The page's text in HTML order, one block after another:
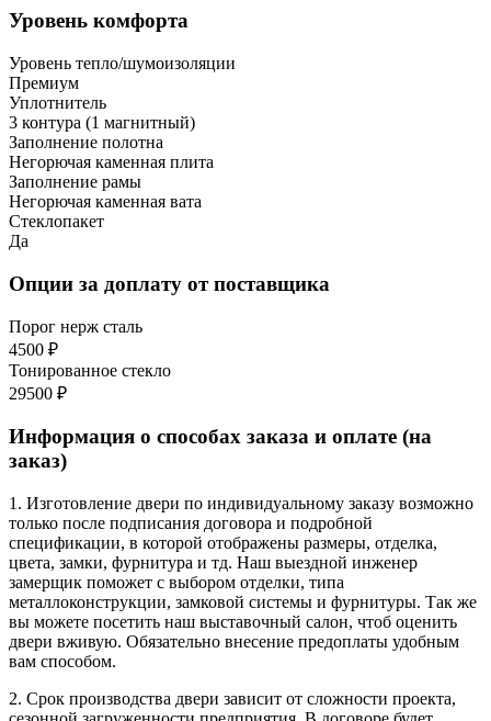
Уровень комфорта
Уровень тепло/шумоизоляции
Премиум
Уплотнитель
3 контура (1 магнитный)
Заполнение полотна
Негорючая каменная плита
Заполнение рамы
Негорючая каменная вата
Стеклопакет
Да
Опции за доплату от поставщика
Порог нерж сталь
4500 ₽
Тонированное стекло
29500 ₽
Информация о способах заказа и оплате (на
заказ)
1. Изготовление двери по индивидуальному заказу возможно
только после подписания договора и подробной
спецификации, в которой отображены размеры, отделка,
цвета, замки, фурнитура и тд. Наш выездной инженер
замерщик поможет с выбором отделки, типа
металлоконструкции, замковой системы и фурнитуры. Так же
вы можете посетить наш выставочный салон, чтоб оценить
двери вживую. Обязательно внесение предоплаты удобным
вам способом.
2. Срок производства двери зависит от сложности проекта,